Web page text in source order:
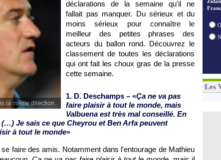
la même direction.
déclarations de la semaine qu'il ne
fallait pas manquer. Du sérieux et du
moins sérieux pour connaître le
meilleur des petites phrases des
acteurs du ballon rond. Découvrez le
classement de toutes les déclarations
qui ont fait les choux gras de la presse
cette semaine.
1. D. Deschamps – «Ça ne va pas
faire plaisir à tout le monde, mais
Valbuena est très mal conseillé. En
Je sais ce que Cheyrou et Ben Arfa peuvent
à tout le monde»
se faire des amis. Notamment dans l'entourage de Mathieu
16h33
16h22
Les